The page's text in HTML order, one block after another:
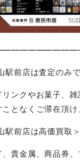
駅前店は査定のみ
ンクやお菓子、雑
となくご滞在頂け
駅前店は高価買取＞
貴金属、商品券